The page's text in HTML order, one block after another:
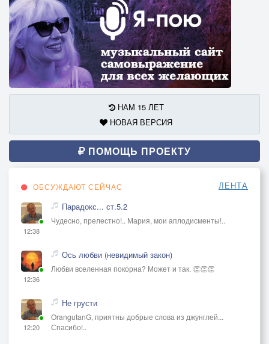
НАМ 15 ЛЕТ
НОВАЯ ВЕРСИЯ
ПОМОЩЬ ПРОЕКТУ
ОБСУЖДАЮТ СЕЙЧАС ЛЕНТА
12:38
Парадокс... ст.5.2
Чудесно, прелестно!.. Мария, мои аплодисменты!..
12:36
Ось любви (невидимый закон)
Любви вселенная покорна? Может и так. 👏👏👏
12:20
Не грусти
OrangutanG, приятны добрые слова из джунглей...
Спасибо!..